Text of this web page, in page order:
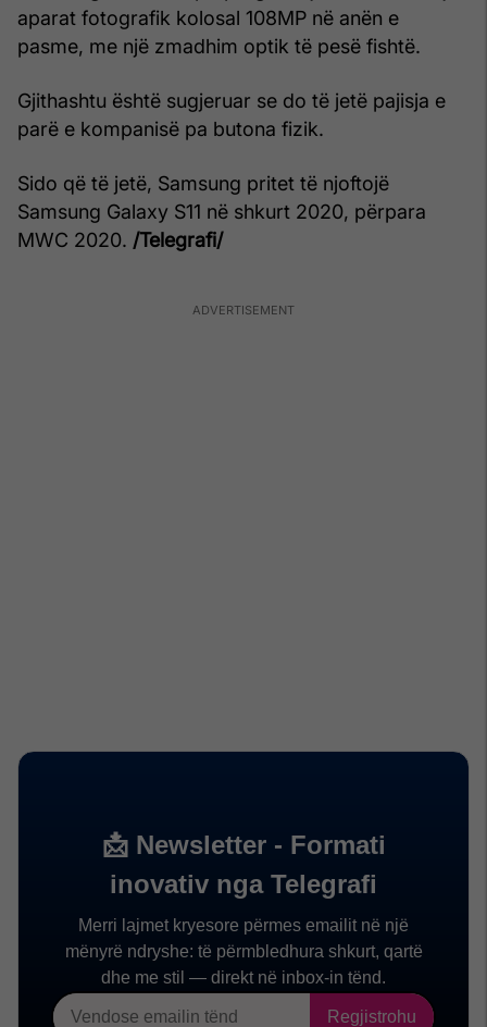
aparat fotografik kolosal 108MP në anën e
pasme, me një zmadhim optik të pesë fishtë.
Gjithashtu është sugjeruar se do të jetë pajisja e
parë e kompanisë pa butona fizik.
Sido që të jetë, Samsung pritet të njoftojë
Samsung Galaxy S11 në shkurt 2020, përpara
MWC 2020. /Telegrafi/